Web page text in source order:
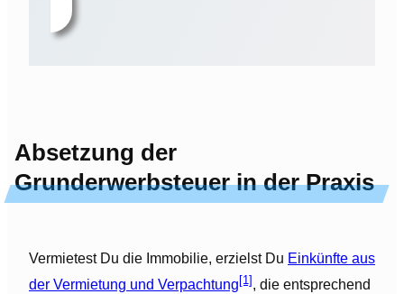
Absetzung der
Grunderwerbsteuer in der Praxis
Vermietest Du die Immobilie, erzielst Du Einkünfte aus
der Vermietung und Verpachtung[1], die entsprechend